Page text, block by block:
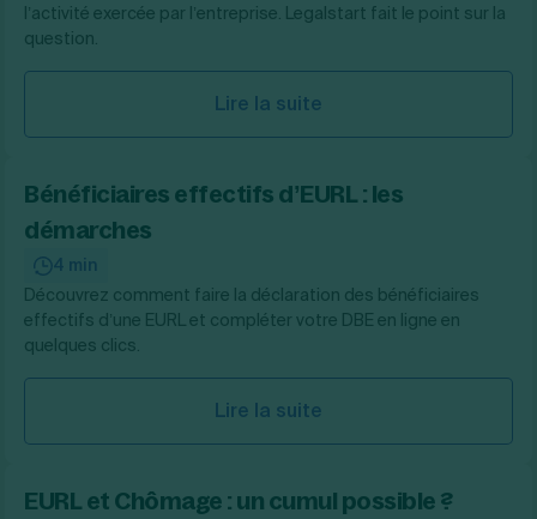
l’activité exercée par l’entreprise. Legalstart fait le point sur la
question.
Lire la suite
Bénéficiaires effectifs d’EURL : les
démarches
4 min
Découvrez comment faire la déclaration des bénéficiaires
effectifs d’une EURL et compléter votre DBE en ligne en
quelques clics.
Lire la suite
EURL et Chômage : un cumul possible ?